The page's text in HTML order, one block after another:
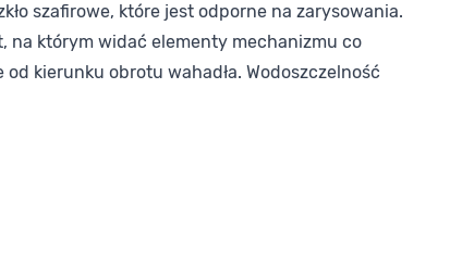
szafirowe, które jest odporne na zarysowania.
na którym widać elementy mechanizmu co
kierunku obrotu wahadła. Wodoszczelność